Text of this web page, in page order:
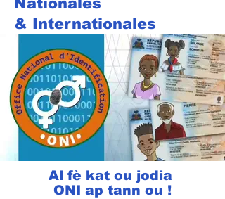
& Internationales
Al fè kat ou jodia
ONI ap tann ou !